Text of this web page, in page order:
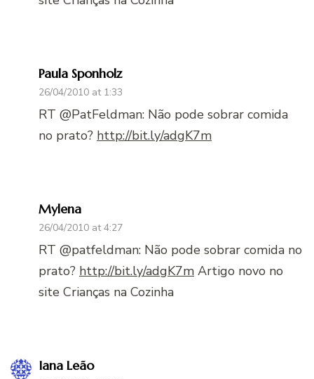
Paula Sponholz
26/04/2010 at 1:33
RT @PatFeldman: Não pode sobrar comida
no prato? http://bit.ly/adgK7m
Mylena
26/04/2010 at 4:27
RT @patfeldman: Não pode sobrar comida no
prato? http://bit.ly/adgK7m Artigo novo no
site Crianças na Cozinha
Iana Leão